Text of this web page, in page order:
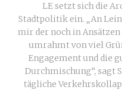
LE setzt sich die
Stadtpolitik ein. „An
mir der noch in
umrahmt von viel
Engagement und die
Durchmischung“, sagt
tägliche